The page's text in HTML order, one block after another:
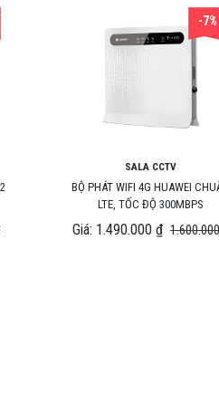
-7%
SALA CCTV
BỘ PHÁT WIFI 4G HUAWEI
LTE, TỐC ĐỘ 300MBPS
Giá: 1.490.000 ₫